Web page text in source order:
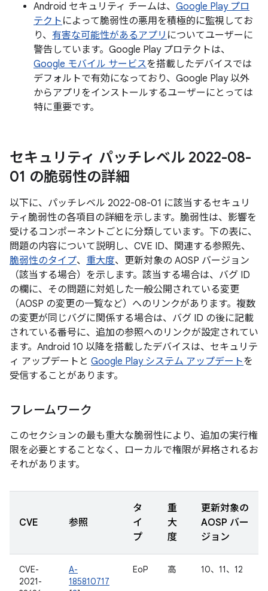
Android セキュリティ チームは、 Google Play プロ
テクト によって脆弱性の悪用を積極的に監視してお
り、 有害な可能性があるアプリ についてユーザーに
警告しています。Google Play プロテクトは、
Google モバイル サービスを搭載したデバイスでは
デフォルトで有効になっており、Google Play 以外
からアプリをインストールするユーザーにとっては
特に重要です。
セキュリティ パッチレベル 2022-08-
01 の脆弱性の詳細
以下に、パッチレベル 2022-08-01 に該当するセキュリ
ティ脆弱性の各項目の詳細を示します。脆弱性は、影響を
受けるコンポーネントごとに分類しています。下の表に、
問題の内容について説明し、CVE ID、関連する参照先、
脆弱性のタイプ、 重大度、更新対象の AOSP バージョン
（該当する場合）を示します。該当する場合は、バグ ID
の欄に、その問題に対処した一般公開されている変更
（AOSP の変更の一覧など）へのリンクがあります。複数
の変更が同じバグに関係する場合は、バグ ID の後に記載
されている番号に、追加の参照へのリンクが設定されてい
ます。Android 10 以降を搭載したデバイスは、セキュリテ
ィ アップデートと Google Play システム アップデートを
受信することがあります。
フレームワーク
このセクションの最も重大な脆弱性により、追加の実行権
限を必要とすることなく、ローカルで権限が昇格されるお
それがあります。
CVE 参照
タ
イ
プ
重
大
度
更新対象の
AOSP バー
ジョン
CVE-
2021-
A-
185810717
EoP 高 10、11、12